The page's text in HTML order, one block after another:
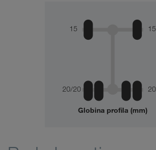
15 15
20/20
Globina profila (mm)